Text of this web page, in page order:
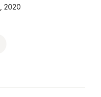
2020
Totalt antal röster: